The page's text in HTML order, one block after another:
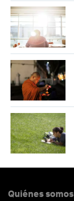
Quiénes somos